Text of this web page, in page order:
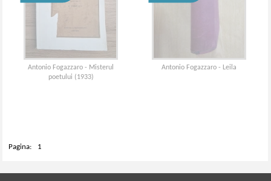
Antonio Fogazzaro - Misterul
poetului (1933)
Antonio Fogazzaro - Leila
Pagina: 1